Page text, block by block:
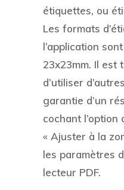
étiquettes, ou
Les formats
l’application
23x23mm. Il est
d’utiliser
garantie d’un
cochant l’option
« Ajuster à la
les paramètres
lecteur PDF.